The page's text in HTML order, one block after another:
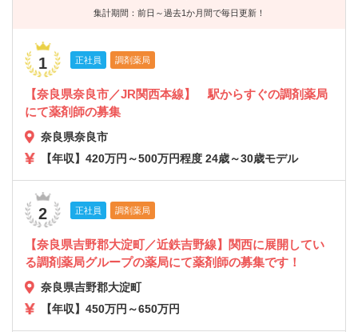
集計期間：前日～過去1か月間で毎日更新！
1 正社員 調剤薬局
【奈良県奈良市／JR関西本線】 駅からすぐの調剤薬局
にて薬剤師の募集
奈良県奈良市
【年収】420万円～500万円程度 24歳～30歳モデル
2 正社員 調剤薬局
【奈良県吉野郡大淀町／近鉄吉野線】関西に展開してい
る調剤薬局グループの薬局にて薬剤師の募集です！
奈良県吉野郡大淀町
【年収】450万円～650万円